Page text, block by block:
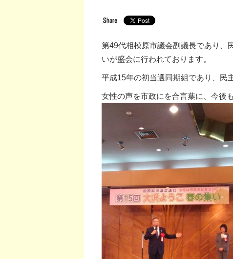
第49代相模原市議会副議長であり、
いが盛会に行われております。
平成15年の初当選同期組であり、民
女性の声を市政にを合言葉に、今後